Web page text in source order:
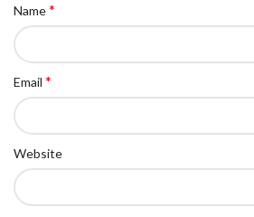
Name*
Email *
Website